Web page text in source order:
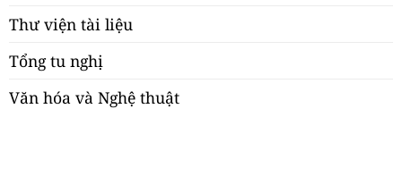
Thư viện tài liệu
Tổng tu nghị
Văn hóa và Nghệ thuật